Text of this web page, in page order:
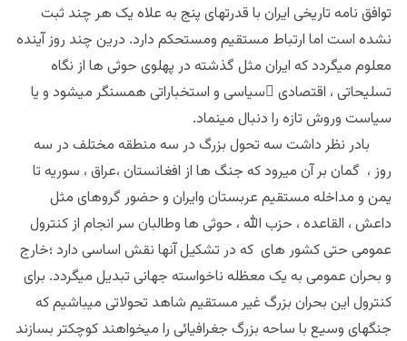
توافق نامه تاریخی ایران با قدرتهای پنج به علاه یک هر چند ثبت
نشده است اما ارتباط مستقیم ومستحکم دارد. درین چند روز آینده
معلوم میگردد که ایران مثل گذشته در پهلوی حوثی ها از نگاه
تسلیحاتی ، اقتصادی ٍسیاسی و استخباراتی همسنگر میشود و یا
سیاست وروش تازه را دنبال مینماد.
بادر نظر داشت سه تحول بزرگ در سه منطقه مختلف در سه
روز ، گمان بر آن میرود که جنگ ها از افغانستان ،عراق ، سوریه تا
یمن و مداخله مستقیم عربستان وایران و حضور گروهای مثل
داعش ، القاعده ، حزب الله ، حوثی ها وطالبان سر انجام از کنترول
عمومی حتی کشور های که در تشکیل آنها نقش اساسی دارد ؛خارج
و بحران عمومی به یک معظله ناخواسته جهانی تبدیل میگردد. برای
کنترول این بحران بزرگ غیر مستقیم شاهد تحولاتی میباشیم که
جنگهای وسیع با ساحه بزرگ جغرافیائی را میخواهند کوچکتر بسازند